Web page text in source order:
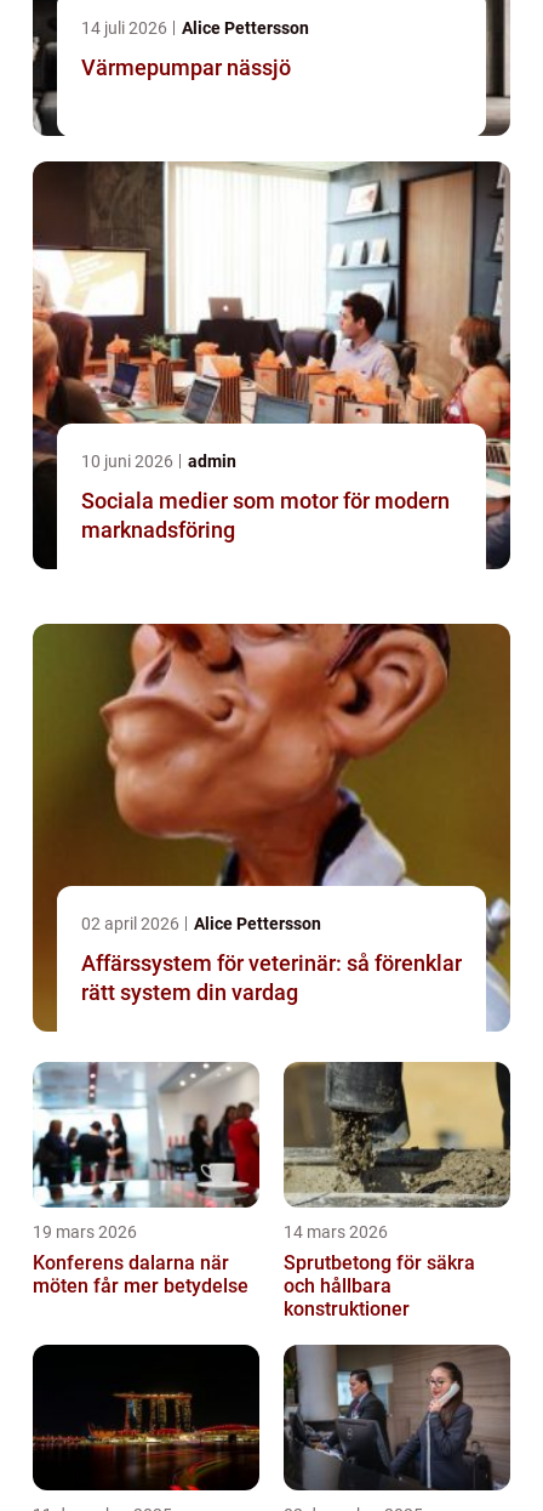
14 juli 2026 Alice Pettersson
Värmepumpar nässjö
10 juni 2026 admin
Sociala medier som motor för modern
marknadsföring
02 april 2026 Alice Pettersson
Affärssystem för veterinär: så förenklar
rätt system din vardag
19 mars 2026
Konferens dalarna när
möten får mer betydelse
14 mars 2026
Sprutbetong för säkra
och hållbara
konstruktioner